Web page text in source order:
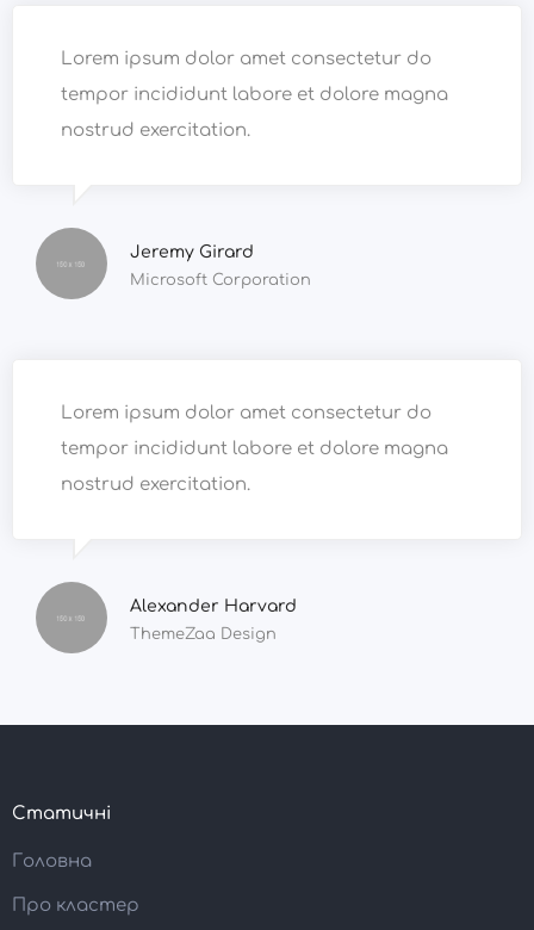
Lorem ipsum dolor amet consectetur do
tempor incididunt labore et dolore magna
nostrud exercitation.
Jeremy Girard
Microsoft Corporation
Lorem ipsum dolor amet consectetur do
tempor incididunt labore et dolore magna
nostrud exercitation.
Alexander Harvard
ThemeZaa Design
Статичні
Головна
Про кластер